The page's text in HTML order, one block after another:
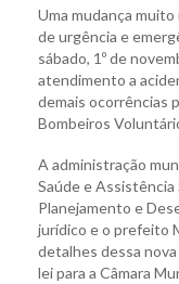
Uma mudança
de urgência e
sábado, 1º de
atendimento a
demais ocorrências
Bombeiros
A administração
Saúde e Assistência
Planejamento e
jurídico e o prefeito
detalhes dessa
lei para a Câmara